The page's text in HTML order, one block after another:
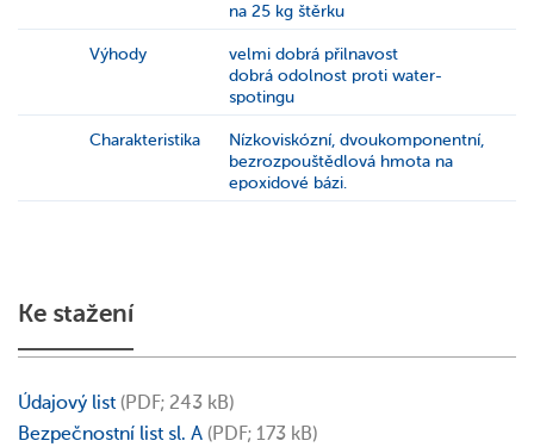
na 25 kg štěrku
Výhody
velmi dobrá přilnavost
dobrá odolnost proti water-
spotingu
Charakteristika
Nízkoviskózní, dvoukomponentní,
bezrozpouštědlová hmota na
epoxidové bázi.
Ke stažení
Údajový list (PDF; 243 kB)
Bezpečnostní list sl. A (PDF; 173 kB)